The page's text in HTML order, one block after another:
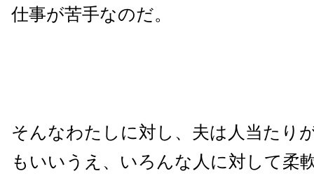
仕事が苦手なのだ。
そんなわたしに対し、夫は人当たり
もいいうえ、いろんな人に対して柔